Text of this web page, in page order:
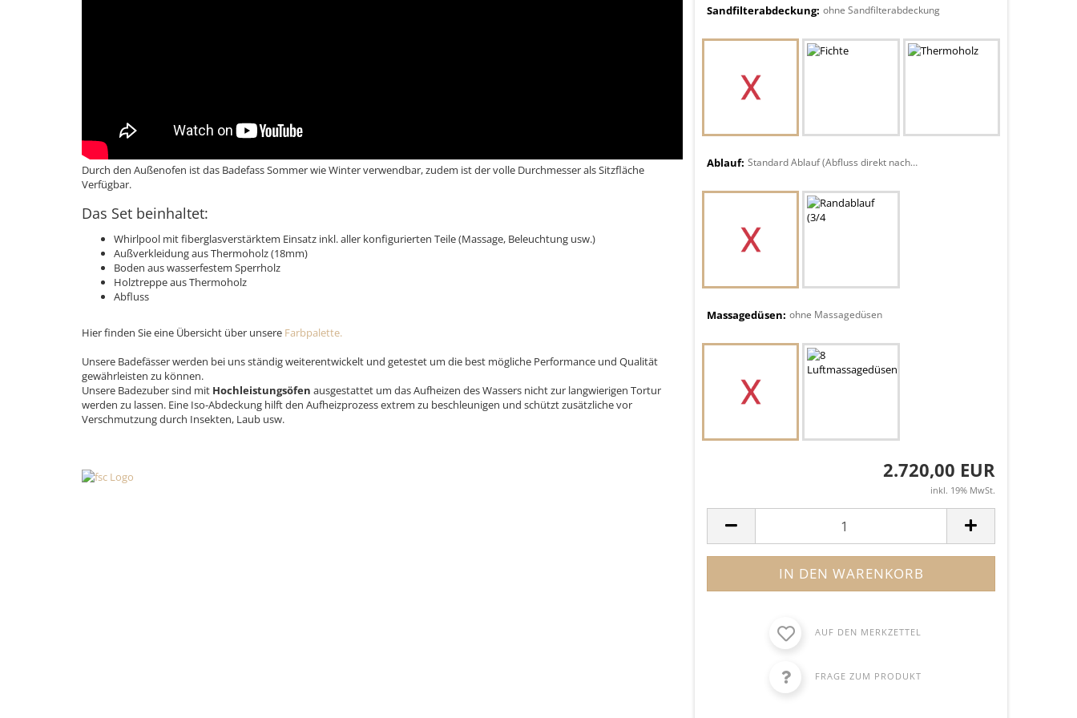
Sandfilterabdeckung: ohne Sandfilterabdeckung
Ablauf: Standard Ablauf (Abfluss direkt nach unten)
Massagedüsen: ohne Massagedüsen
2.720,00 EUR
inkl. 19% MwSt.
AUF DEN MERKZETTEL
FRAGE ZUM PRODUKT
Durch den Außenofen ist das Badefass Sommer wie Winter verwendbar, zudem ist der volle Durchmesser als Sitzfläche
Verfügbar.
Das Set beinhaltet:
Whirlpool mit fiberglasverstärktem Einsatz inkl. aller konfigurierten Teile (Massage, Beleuchtung usw.)
Außverkleidung aus Thermoholz (18mm)
Boden aus wasserfestem Sperrholz
​Holztreppe aus Thermoholz
Abfluss
Hier finden Sie eine Übersicht über unsere Farbpalette.
Unsere Badefässer werden bei uns ständig weiterentwickelt und getestet um die best mögliche Performance und Qualität
gewährleisten zu können.
Unsere Badezuber sind mit Hochleistungsöfen ausgestattet um das Aufheizen des Wassers nicht zur langwierigen Tortur
werden zu lassen. Eine Iso-Abdeckung hilft den Aufheizprozess extrem zu beschleunigen und schützt zusätzliche vor
Verschmutzung durch Insekten, Laub usw.